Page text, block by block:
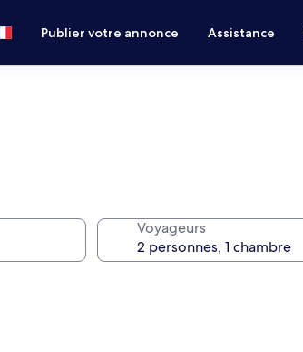
Publier votre annonce Assistance
Voyageurs